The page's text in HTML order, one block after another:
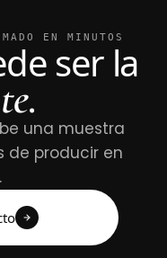
EN MINUTOS
ser la
una muestra
de producir en